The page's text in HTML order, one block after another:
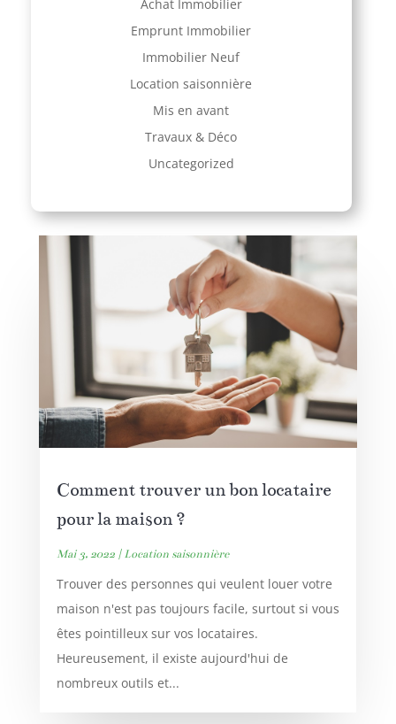
Achat Immobilier
Emprunt Immobilier
Immobilier Neuf
Location saisonnière
Mis en avant
Travaux & Déco
Uncategorized
Comment trouver un bon locataire
pour la maison ?
Mai 3, 2022|Location saisonnière
Trouver des personnes qui veulent louer votre
maison n'est pas toujours facile, surtout si vous
êtes pointilleux sur vos locataires.
Heureusement, il existe aujourd'hui de
nombreux outils et...